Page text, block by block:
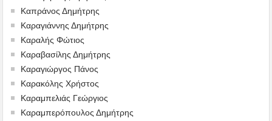
Καπράνος Δημήτρης
Καραγιάννης Δημήτρης
Καραλής Φώτιος
Καραβασίλης Δημήτρης
Καραγιώργος Πάνος
Καρακόλης Χρήστος
Καραμπελιάς Γεώργιος
Καραμπερόπουλος Δημήτρης